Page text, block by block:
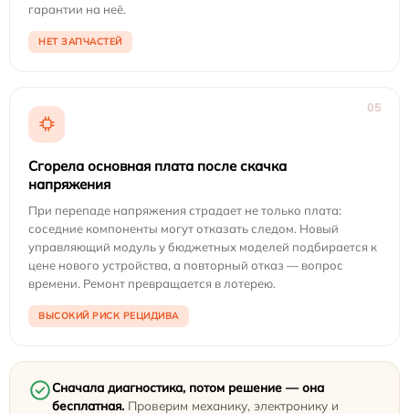
гарантии на неё.
НЕТ ЗАПЧАСТЕЙ
05
Сгорела основная плата после скачка
напряжения
При перепаде напряжения страдает не только плата:
соседние компоненты могут отказать следом. Новый
управляющий модуль у бюджетных моделей подбирается к
цене нового устройства, а повторный отказ — вопрос
времени. Ремонт превращается в лотерею.
ВЫСОКИЙ РИСК РЕЦИДИВА
Сначала диагностика, потом решение — она
бесплатная. Проверим механику, электронику и